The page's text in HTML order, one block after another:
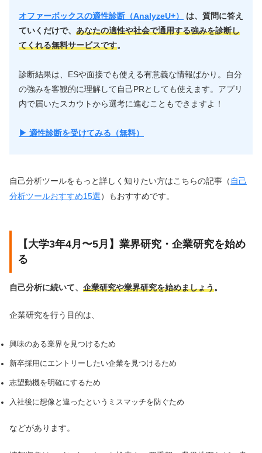
オファーボックスの適性診断（AnalyzeU+）
は、質問に答え
ていくだけで、 あなたの適性や社会で通用する強みを診断し
てくれる無料サービスです。
診断結果は、ESや面接でも使える有意義な情報ばかり。自分
の強みを客観的に理解して自己PRとしても使えます。アプリ
内で届いたスカウトから選考に進むこともできますよ！
▶︎ 適性診断を受けてみる（無料）
自己分析ツールをもっと詳しく知りたい方はこちらの記事（ 自己
分析ツールおすすめ15選）もおすすめです。
【大学3年4月〜5月】業界研究・企業研究を始め
る
自己分析に続いて、 企業研究や業界研究を始めましょう。
企業研究を行う目的は、
興味のある業界を見つけるため
新卒採用にエントリーしたい企業を見つけるため
志望動機を明確にするため
入社後に想像と違ったというミスマッチを防ぐため
などがあります。